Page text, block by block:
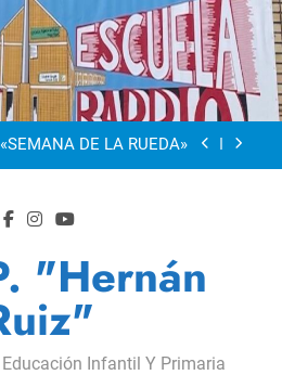
“Visibles Sí”
Dia De La Familia
«SEMANA DE LA RUEDA»
Lector 2026
Dia De La Familia
«SEMANA DE LA RUEDA»
Lector 2026
"Hernán
Infantil Y Primaria